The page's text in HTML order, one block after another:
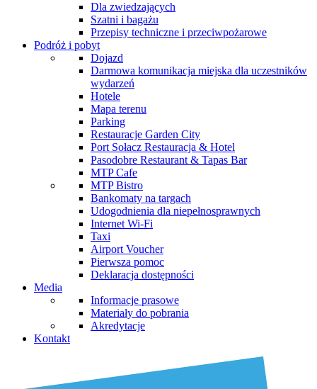
Dla zwiedzających
Szatni i bagażu
Przepisy techniczne i przeciwpożarowe
Podróż i pobyt
Dojazd
Darmowa komunikacja miejska dla uczestników
wydarzeń
Hotele
Mapa terenu
Parking
Restauracje Garden City
Port Sołacz Restauracja & Hotel
Pasodobre Restaurant & Tapas Bar
MTP Cafe
MTP Bistro
Bankomaty na targach
Udogodnienia dla niepełnosprawnych
Internet Wi-Fi
Taxi
Airport Voucher
Pierwsza pomoc
Deklaracja dostępności
Media
Informacje prasowe
Materiały do pobrania
Akredytacje
Kontakt